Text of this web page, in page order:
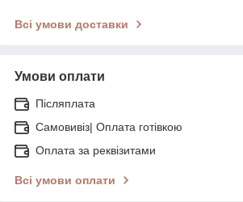
Всі умови доставки
Умови оплати
Післяплата
Самовивіз| Оплата готівкою
Оплата за реквізитами
Всі умови оплати